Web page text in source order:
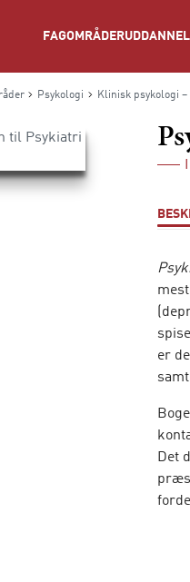
FAGOMRÅDER
Psykologi Klinisk psykologi –
er
Det